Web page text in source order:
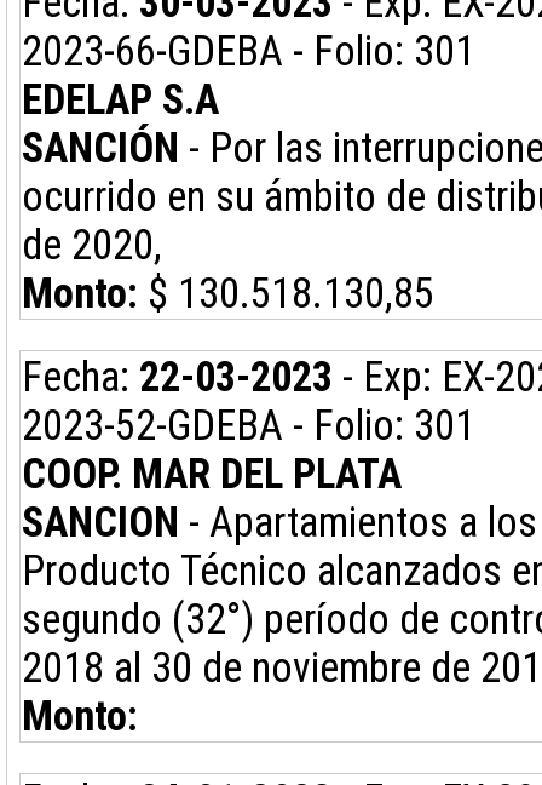
2023-66-GDEBA - Folio: 301
EDELAP S.A
SANCIÓN - Por las
ocurrido en su ámbito de
de 2020,
Monto: $ 130.518.130,85
Fecha: 22-03-2023 - Exp: EX-
2023-52-GDEBA - Folio: 301
COOP. MAR DEL PLATA
SANCION - Apartamientos a
Producto Técnico alcanzados
segundo (32°) período de
2018 al 30 de noviembre de
Monto: